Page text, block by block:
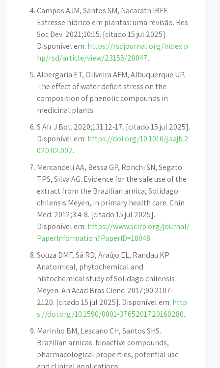
Campos AJM, Santos SM, Nacarath IRFF.
Estresse hídrico em plantas: uma revisão. Res
Soc Dev. 2021;10:15. [citado 15 jul 2025].
Disponível em: https://rsdjournal.org/index.p
hp/rsd/article/view/23155/20047.
Albergaria ET, Oliveira AFM, Albuquerque UP.
The effect of water deficit stress on the
composition of phenolic compounds in
medicinal plants.
S Afr J Bot. 2020;131:12-17. [citado 15 jul 2025].
Disponível em: https://doi.org/10.1016/j.sajb.2
020.02.002.
Mercandeli AA, Bessa GP, Ronchi SN, Segato
TPS, Silva AG. Evidence for the safe use of the
extract from the Brazilian arnica, Solidago
chilensis Meyen, in primary health care. Chin
Med. 2012;3:4-8. [citado 15 jul 2025].
Disponível em: https://www.scirp.org/journal/
PaperInformation?PaperID=18048.
Souza DMF, Sá RD, Araújo EL, Randau KP.
Anatomical, phytochemical and
histochemical study of Solidago chilensis
Meyen. An Acad Bras Cienc. 2017;90:2107-
2120. [citado 15 jul 2025]. Disponível em: http
s://doi.org/10.1590/0001-3765201720160280.
Marinho BM, Lescano CH, Santos SHS.
Brazilian arnicas: bioactive compounds,
pharmacological properties, potential use